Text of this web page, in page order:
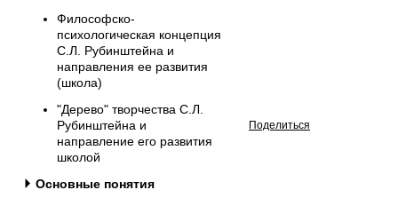
Философско-
психологическая концепция
С.Л. Рубинштейна и
направления ее развития
(школа)
"Дерево" творчества С.Л.
Рубинштейна и
направление его развития
школой
Основные понятия
Поделиться